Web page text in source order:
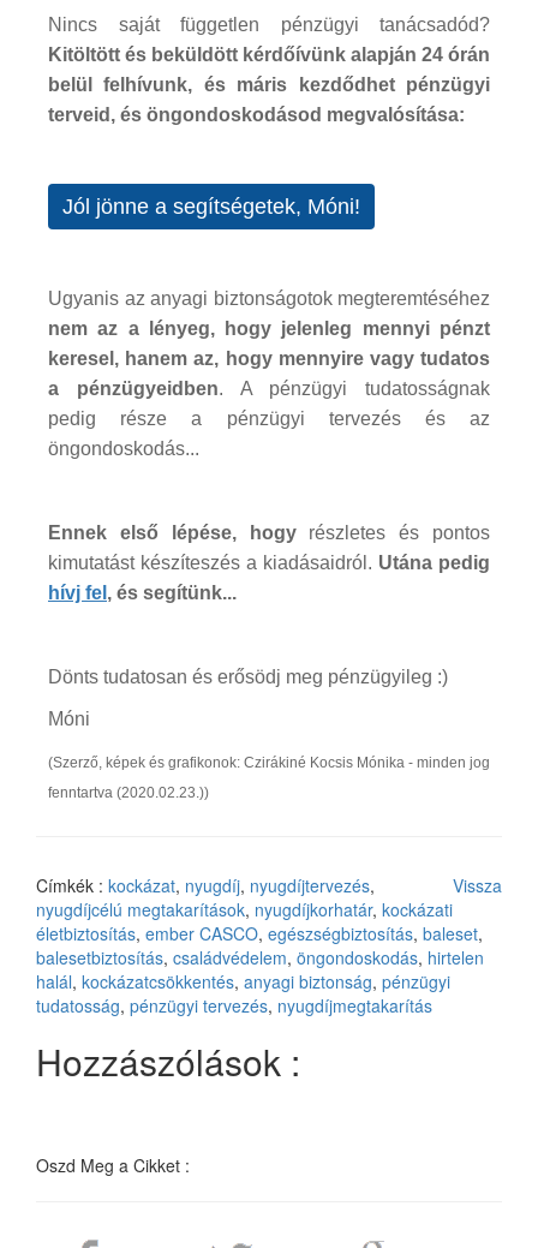
Nincs saját független pénzügyi tanácsadód?
Kitöltött és beküldött kérdőívünk alapján 24 órán
belül felhívunk, és máris kezdődhet pénzügyi
terveid, és öngondoskodásod megvalósítása:
Jól jönne a segítségetek, Móni!
Ugyanis az anyagi biztonságotok megteremtéséhez
nem az a lényeg, hogy jelenleg mennyi pénzt
keresel, hanem az, hogy mennyire vagy tudatos
a pénzügyeidben. A pénzügyi tudatosságnak
pedig része a pénzügyi tervezés és az
öngondoskodás...
Ennek első lépése, hogyrészletes és pontos
kimutatást készíteszés a kiadásaidról. Utána pedig
hívj fel , és segítünk...
Dönts tudatosan és erősödj meg pénzügyileg :)
Móni
(Szerző, képek és grafikonok: Czirákiné Kocsis Mónika - minden jog
fenntartva (2020.02.23.))
Vissza
Címkék : kockázat, nyugdíj, nyugdíjtervezés,
nyugdíjcélú megtakarítások, nyugdíjkorhatár, kockázati
életbiztosítás, ember CASCO, egészségbiztosítás, baleset,
balesetbiztosítás, családvédelem, öngondoskodás, hirtelen
halál, kockázatcsökkentés, anyagi biztonság, pénzügyi
tudatosság, pénzügyi tervezés, nyugdíjmegtakarítás
Hozzászólások :
Oszd Meg a Cikket :